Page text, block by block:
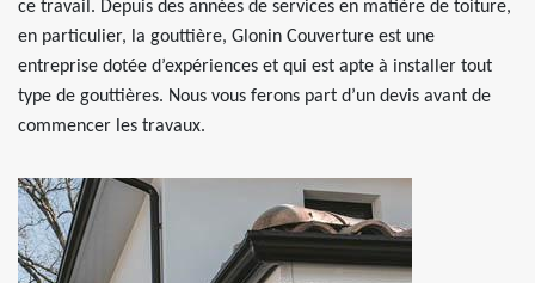
ce travail. Depuis des années de services en matière de toiture,
en particulier, la gouttière, Glonin Couverture est une
entreprise dotée d’expériences et qui est apte à installer tout
type de gouttières. Nous vous ferons part d’un devis avant de
commencer les travaux.